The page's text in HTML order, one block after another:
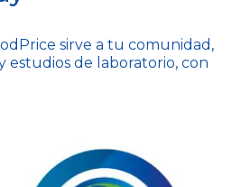
sirve a tu comunidad,
estudios de laboratorio, con